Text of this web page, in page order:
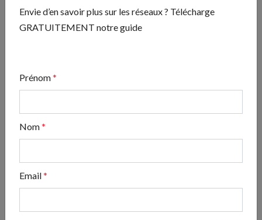
Envie d’en savoir plus sur les réseaux ? Télécharge
GRATUITEMENT notre guide
Prénom*
Nom*
Email*
ADOPTE TON RÉSEAU
Envie d’en savoir plus sur les réseaux ? Télécharge